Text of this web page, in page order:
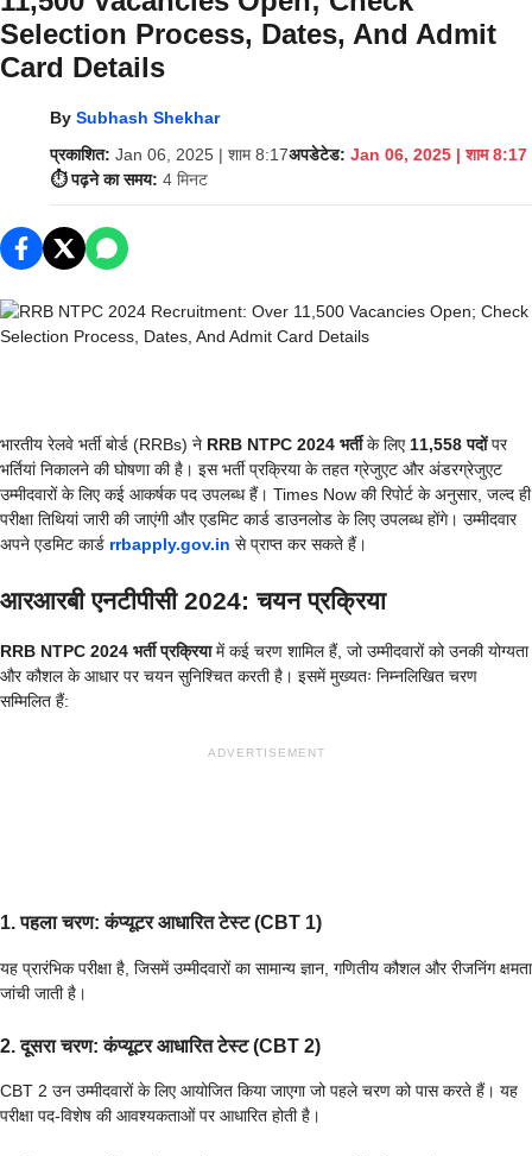
Selection Process, Dates, And Admit
Card Details
By Subhash Shekhar
प्रकाशित: Jan 06, 2025 | शाम 8:17अपडेटेड: Jan 06, 2025 | शाम 8:17
⏱️ पढ़ने का समय: 4 मिनट
भारतीय रेलवे भर्ती बोर्ड (RRBs) ने RRB NTPC 2024 भर्तीके लिए 11,558 पदोंपर
भर्तियां निकालने की घोषणा की है। इस भर्ती प्रक्रिया के तहत ग्रेजुएट और अंडरग्रेजुएट
उम्मीदवारों के लिए कई आकर्षक पद उपलब्ध हैं। Times Now की रिपोर्ट के अनुसार, जल्द ही
परीक्षा तिथियां जारी की जाएंगी और एडमिट कार्ड डाउनलोड के लिए उपलब्ध होंगे। उम्मीदवार
अपने एडमिट कार्ड rrbapply.gov.in से प्राप्त कर सकते हैं।
आरआरबी एनटीपीसी 2024: चयन प्रक्रिया
RRB NTPC 2024 भर्ती प्रक्रियामें कई चरण शामिल हैं, जो उम्मीदवारों को उनकी योग्यता
और कौशल के आधार पर चयन सुनिश्चित करती है। इसमें मुख्यतः निम्नलिखित चरण
सम्मिलित हैं:
ADVERTISEMENT
1. पहला चरण: कंप्यूटर आधारित टेस्ट (CBT 1)
यह प्रारंभिक परीक्षा है, जिसमें उम्मीदवारों का सामान्य ज्ञान, गणितीय कौशल और रीजनिंग क्षमता
जांची जाती है।
2. दूसरा चरण: कंप्यूटर आधारित टेस्ट (CBT 2)
CBT 2 उन उम्मीदवारों के लिए आयोजित किया जाएगा जो पहले चरण को पास करते हैं। यह
परीक्षा पद-विशेष की आवश्यकताओं पर आधारित होती है।